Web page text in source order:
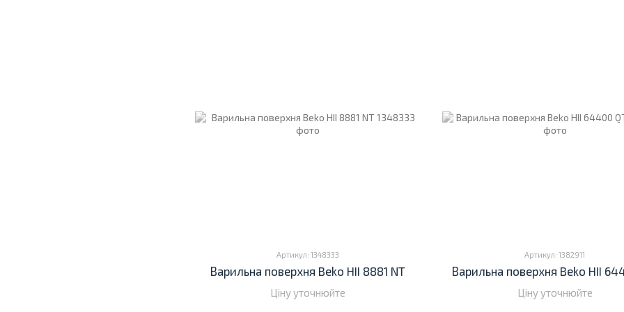
Артикул: 1348333
Варильна поверхня Beko HII 8881 NT
Ціну уточнюйте
Артикул: 1382911
Варильна поверхня Beko HII
Ціну уточнюйте